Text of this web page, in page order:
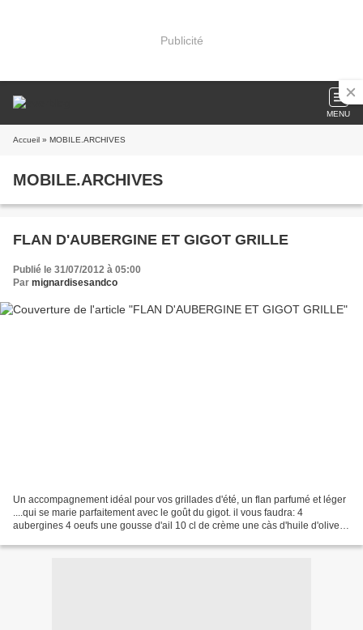
Publicité
MENU
Accueil » MOBILE.ARCHIVES
MOBILE.ARCHIVES
FLAN D'AUBERGINE ET GIGOT GRILLE
Publié le 31/07/2012 à 05:00
Par mignardisesandco
Un accompagnement idéal pour vos grillades d'été, un flan parfumé et léger
....qui se marie parfaitement avec le goût du gigot. il vous faudra: 4
aubergines 4 oeufs une gousse d'ail 10 cl de crème une càs d'huile d'olive 4